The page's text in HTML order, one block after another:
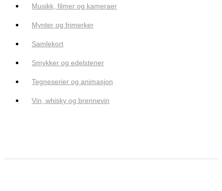
Musikk, filmer og kameraer
Mynter og frimerker
Samlekort
Smykker og edelstener
Tegneserier og animasjon
Vin, whisky og brennevin